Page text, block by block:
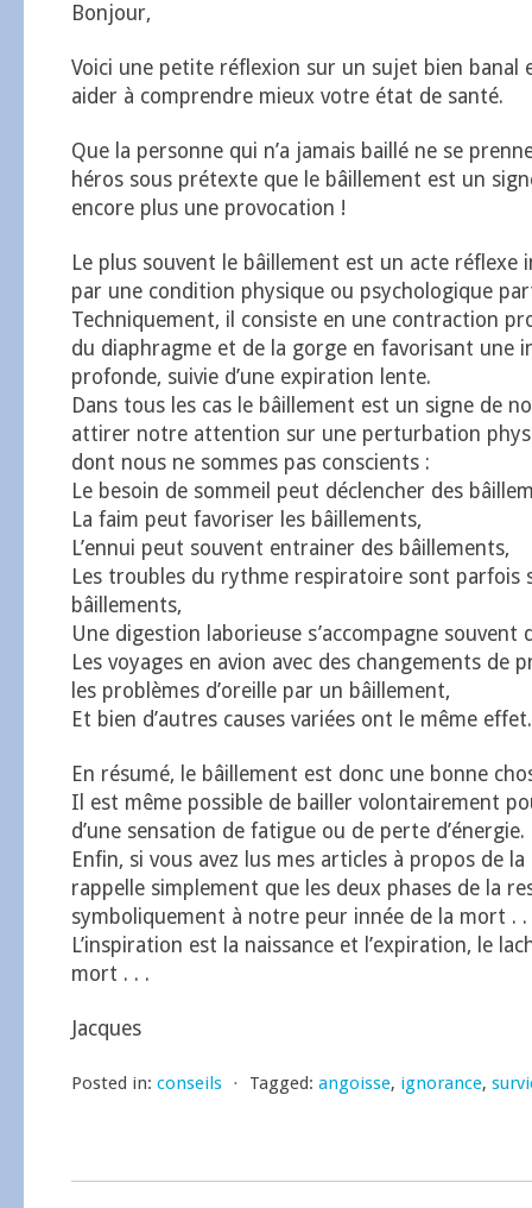
Bonjour,
Voici une petite réflexion sur un sujet bien banal
aider à comprendre mieux votre état de santé.
Que la personne qui n’a jamais baillé ne se
héros sous prétexte que le bâillement est un
encore plus une provocation !
Le plus souvent le bâillement est un acte réflexe
par une condition physique ou psychologique
Techniquement, il consiste en une contraction
du diaphragme et de la gorge en favorisant une
profonde, suivie d’une expiration lente.
Dans tous les cas le bâillement est un signe de
attirer notre attention sur une perturbation
dont nous ne sommes pas conscients :
Le besoin de sommeil peut déclencher des
La faim peut favoriser les bâillements,
L’ennui peut souvent entrainer des bâillements,
Les troubles du rythme respiratoire sont parfois
bâillements,
Une digestion laborieuse s’accompagne souvent
Les voyages en avion avec des changements de
les problèmes d’oreille par un bâillement,
Et bien d’autres causes variées ont le même effet.
En résumé, le bâillement est donc une bonne
Il est même possible de bailler volontairement
d’une sensation de fatigue ou de perte d’énergie.
Enfin, si vous avez lus mes articles à propos de
rappelle simplement que les deux phases de la
symboliquement à notre peur innée de la mort . .
L’inspiration est la naissance et l’expiration, le
mort . . .
Jacques
Posted in: conseils ⋅ Tagged: angoisse, ignorance,